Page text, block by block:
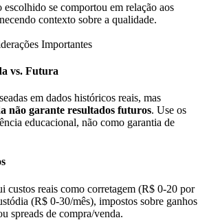
se comportou em relação aos
contexto sobre a qualidade.
Importantes
vs. Futura
em dados históricos reais, mas
não garante resultados futuros. Use os
educacional, não como garantia de
custos reais como corretagem (R$ 0-20 por
(R$ 0-30/mês), impostos sobre ganhos
spreads de compra/venda.